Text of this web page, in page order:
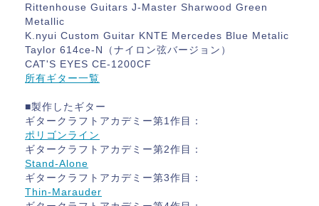
Rittenhouse Guitars J-Master Sharwood Green
Metallic
K.nyui Custom Guitar KNTE Mercedes Blue Metalic
Taylor 614ce-N（ナイロン弦バージョン）
CAT'S EYES CE-1200CF
所有ギター一覧
■製作したギター
ギタークラフトアカデミー第1作目：
ポリゴンライン
ギタークラフトアカデミー第2作目：
Stand-Alone
ギタークラフトアカデミー第3作目：
Thin-Marauder